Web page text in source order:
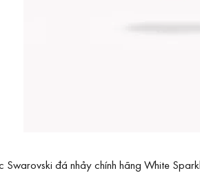
Swarovski đá nhảy chính hãng White